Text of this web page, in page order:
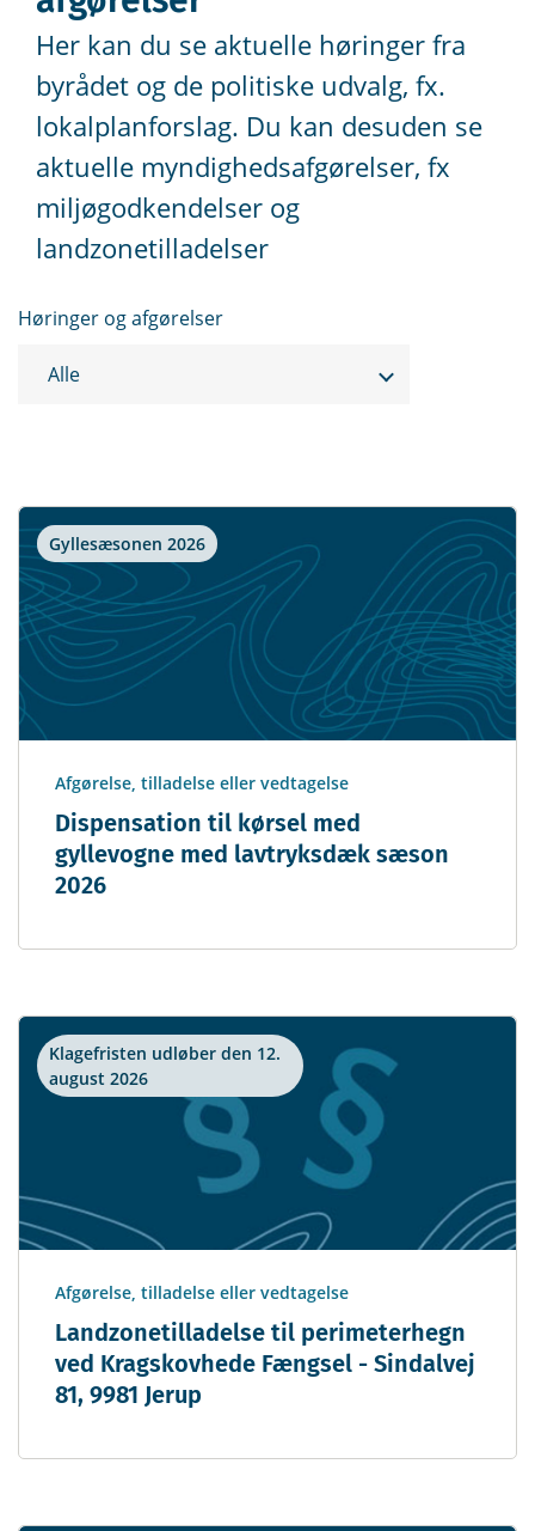
Her kan du se aktuelle høringer fra
byrådet og de politiske udvalg, fx.
lokalplanforslag. Du kan desuden se
aktuelle myndighedsafgørelser, fx
miljøgodkendelser og
landzonetilladelser
Høringer og afgørelser
Gyllesæsonen 2026
Afgørelse, tilladelse eller vedtagelse
Dispensation til kørsel med
gyllevogne med lavtryksdæk sæson
2026
Klagefristen udløber den 12.
august 2026
Afgørelse, tilladelse eller vedtagelse
Landzonetilladelse til perimeterhegn
ved Kragskovhede Fængsel - Sindalvej
81, 9981 Jerup